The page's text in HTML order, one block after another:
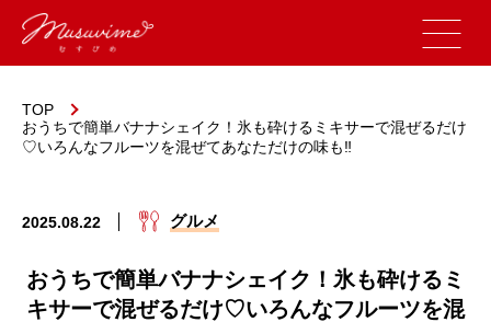
TOP
おうちで簡単バナナシェイク！氷も砕けるミキサーで混ぜるだけ
♡いろんなフルーツを混ぜてあなただけの味も‼
2025.08.22 グルメ
おうちで簡単バナナシェイク！氷も砕けるミ
キサーで混ぜるだけ♡いろんなフルーツを混